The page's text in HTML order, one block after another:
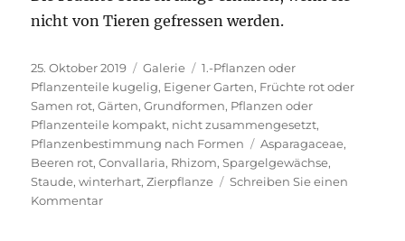
nicht von Tieren gefressen werden.
Veröffentlicht
am
25. Oktober 2019 Format
Galerie Kategorien
1.-Pflanzen oder
Pflanzenteile kugelig, Eigener Garten, Früchte rot oder
Samen rot,Gärten,Grundformen, Pflanzen oder
Pflanzenteile kompakt, nicht zusammengesetzt,
Pflanzenbestimmung nach Formen
Schlagwörter
Asparagaceae,
Beeren rot,Convallaria, Rhizom,Spargelgewächse,
Staude,winterhart,Zierpflanze
Schreiben Sie einen
Kommentarzu